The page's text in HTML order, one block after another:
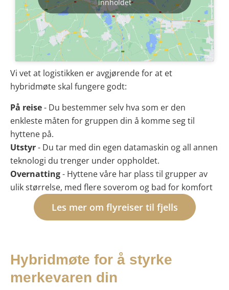
Vi vet at logistikken er avgjørende for at et
hybridmøte skal fungere godt:
På reise- Du bestemmer selv hva som er den
enkleste måten for gruppen din å komme seg til
hyttene på.
Utstyr- Du tar med din egen datamaskin og all annen
teknologi du trenger under oppholdet.
Overnatting- Hyttene våre har plass til grupper av
ulik størrelse, med flere soverom og bad for komfort
Les mer om flyreiser til fjells
Hybridmøte for å styrke
merkevaren din